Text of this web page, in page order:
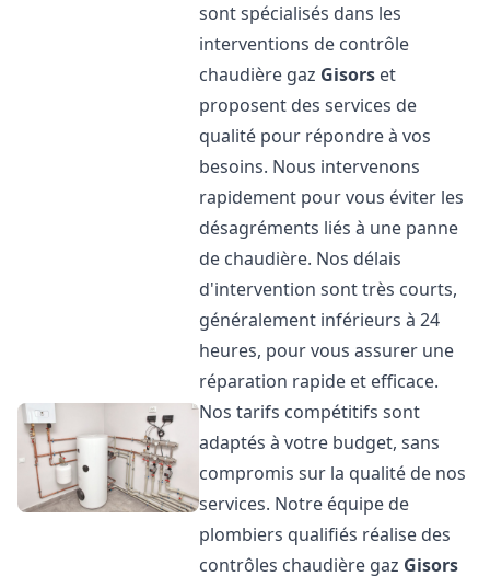
sont spécialisés dans les
interventions de contrôle
chaudière gaz Gisors et
proposent des services de
qualité pour répondre à vos
besoins. Nous intervenons
rapidement pour vous éviter les
désagréments liés à une panne
de chaudière. Nos délais
d'intervention sont très courts,
généralement inférieurs à 24
heures, pour vous assurer une
réparation rapide et efficace.
Nos tarifs compétitifs sont
adaptés à votre budget, sans
compromis sur la qualité de nos
services. Notre équipe de
plombiers qualifiés réalise des
contrôles chaudière gaz Gisors